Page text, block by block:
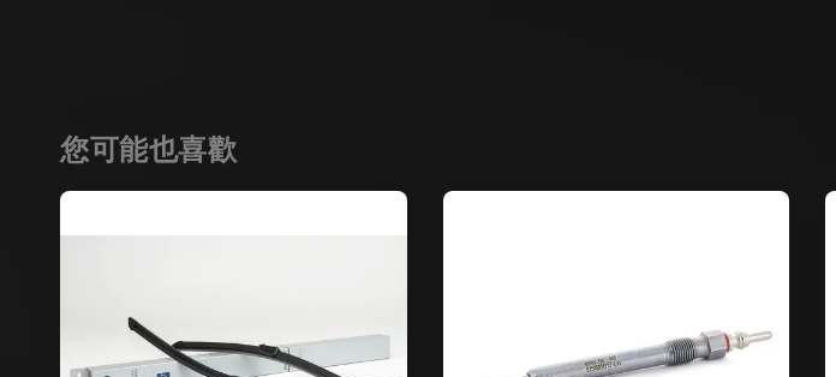
您可能也喜歡